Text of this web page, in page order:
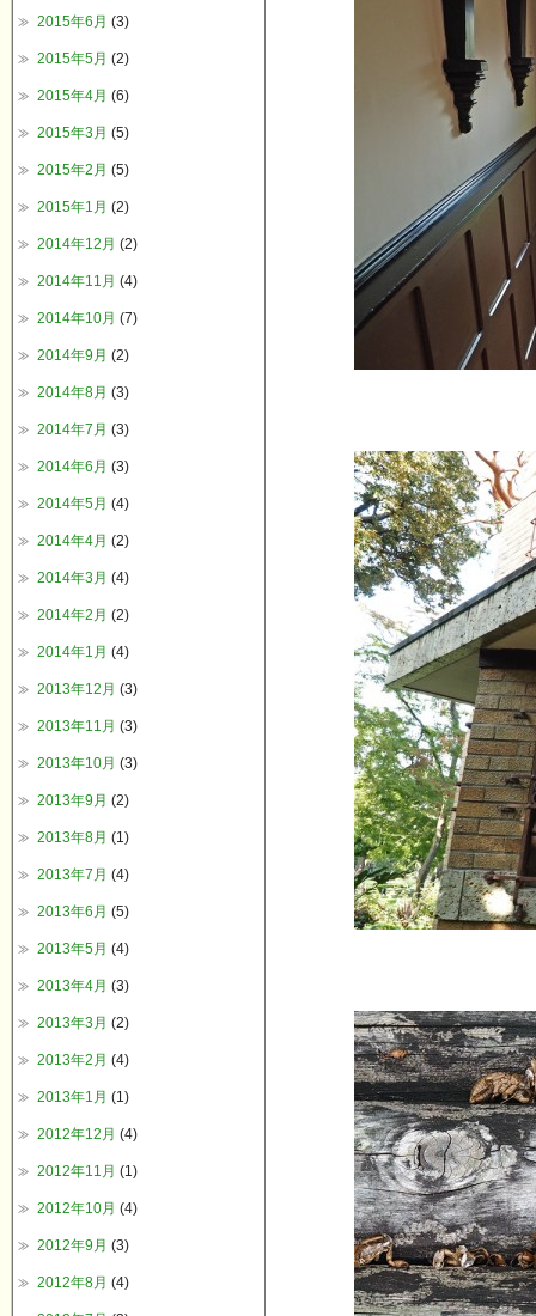
2015年6月 (3)
2015年5月 (2)
2015年4月 (6)
2015年3月 (5)
2015年2月 (5)
2015年1月 (2)
2014年12月 (2)
2014年11月 (4)
2014年10月 (7)
2014年9月 (2)
2014年8月 (3)
2014年7月 (3)
2014年6月 (3)
2014年5月 (4)
2014年4月 (2)
2014年3月 (4)
2014年2月 (2)
2014年1月 (4)
2013年12月 (3)
2013年11月 (3)
2013年10月 (3)
2013年9月 (2)
2013年8月 (1)
2013年7月 (4)
2013年6月 (5)
2013年5月 (4)
2013年4月 (3)
2013年3月 (2)
2013年2月 (4)
2013年1月 (1)
2012年12月 (4)
2012年11月 (1)
2012年10月 (4)
2012年9月 (3)
2012年8月 (4)